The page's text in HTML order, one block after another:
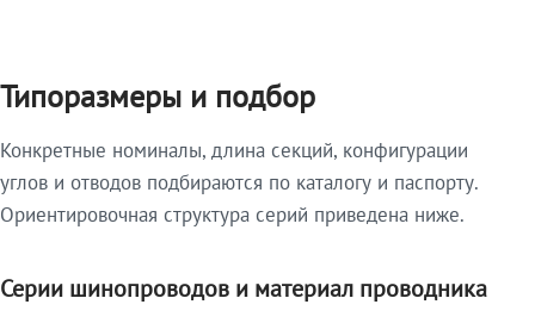
Типоразмеры и подбор
Конкретные номиналы, длина секций, конфигурации
углов и отводов подбираются по каталогу и паспорту.
Ориентировочная структура серий приведена ниже.
Серии шинопроводов и материал проводника